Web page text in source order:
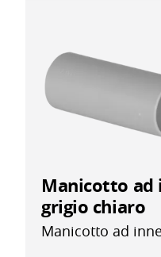
Manicotto ad
grigio chiaro
Manicotto ad